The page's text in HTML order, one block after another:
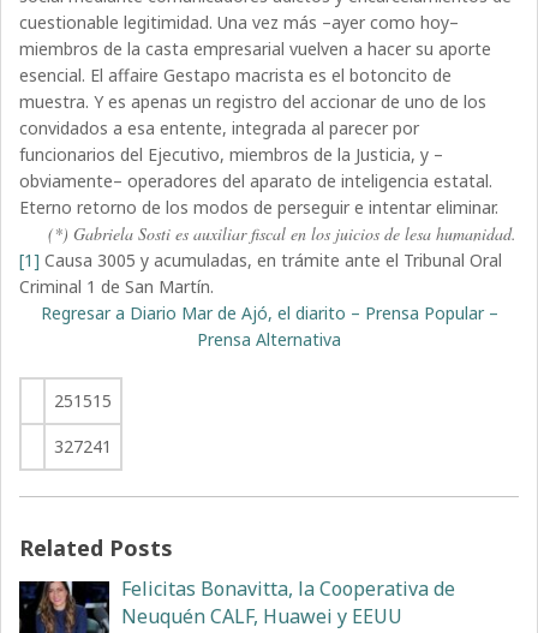
cuestionable legitimidad. Una vez más –ayer como hoy–
miembros de la casta empresarial vuelven a hacer su aporte
esencial. El affaire Gestapo macrista es el botoncito de
muestra. Y es apenas un registro del accionar de uno de los
convidados a esa entente, integrada al parecer por
funcionarios del Ejecutivo, miembros de la Justicia, y –
obviamente– operadores del aparato de inteligencia estatal.
Eterno retorno de los modos de perseguir e intentar eliminar.
(*) Gabriela Sosti es auxiliar fiscal en los juicios de lesa humanidad.
[1] Causa 3005 y acumuladas, en trámite ante el Tribunal Oral
Criminal 1 de San Martín.
Regresar a Diario Mar de Ajó, el diarito – Prensa Popular –
Prensa Alternativa
251515
327241
Related Posts
Felicitas Bonavitta, la Cooperativa de
Neuquén CALF, Huawei y EEUU